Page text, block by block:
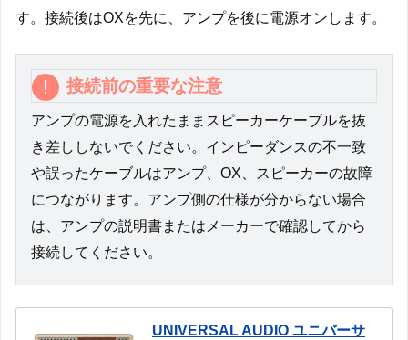
す。接続後はOXを先に、アンプを後に電源オンします。
接続前の重要な注意
アンプの電源を入れたままスピーカーケーブルを抜
き差ししないでください。インピーダンスの不一致
や誤ったケーブルはアンプ、OX、スピーカーの故障
につながります。アンプ側の仕様が分からない場合
は、アンプの説明書またはメーカーで確認してから
接続してください。
UNIVERSAL AUDIO ユニバーサ